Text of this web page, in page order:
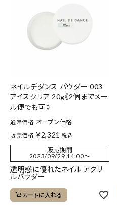
ネイルデダンス パウダー 003
アイスクリア 20g《2個までメー
ル便でも可》
通常価格 オープン価格
販売価格 ¥2,321 税込
販売期間
2023/09/29 14:00〜
透明感に優れたネイル アクリ
ルパウダー
カートに入れる